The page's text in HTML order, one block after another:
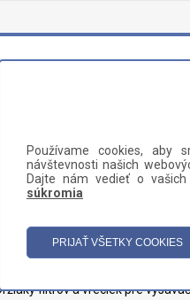
DODANIE A
> VYSÁVAČE >
filtrov a vreciek
filtrov a vreciek pre
Používame cookies, aby
návštevnosti našich
Dajte nám vedieť o
súkromia